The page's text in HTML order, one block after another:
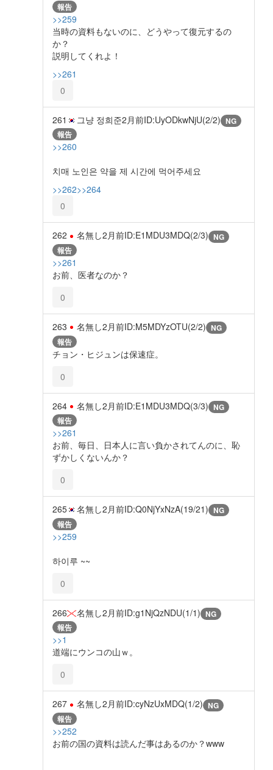
報告
>>259
当時の資料もないのに、どうやって復元するの
か？
説明してくれよ！
>>261
0
261 그냥 정희준2月前ID:UyODkwNjU(2/2) NG
報告
>>260
치매 노인은 약을 제 시간에 먹어주세요
>>262>>264
0
262 名無し2月前ID:E1MDU3MDQ(2/3) NG
報告
>>261
お前、医者なのか？
0
263 名無し2月前ID:M5MDYzOTU(2/2) NG
報告
チョン・ヒジュンは保速症。
0
264 名無し2月前ID:E1MDU3MDQ(3/3) NG
報告
>>261
お前、毎日、日本人に言い負かされてんのに、恥
ずかしくないんか？
0
265 名無し2月前ID:Q0NjYxNzA(19/21) NG
報告
>>259
하이루 ~~
0
266 名無し2月前ID:g1NjQzNDU(1/1) NG
報告
>>1
道端にウンコの山ｗ。
0
267 名無し2月前ID:cyNzUxMDQ(1/2) NG
報告
>>252
お前の国の資料は読んだ事はあるのか？www